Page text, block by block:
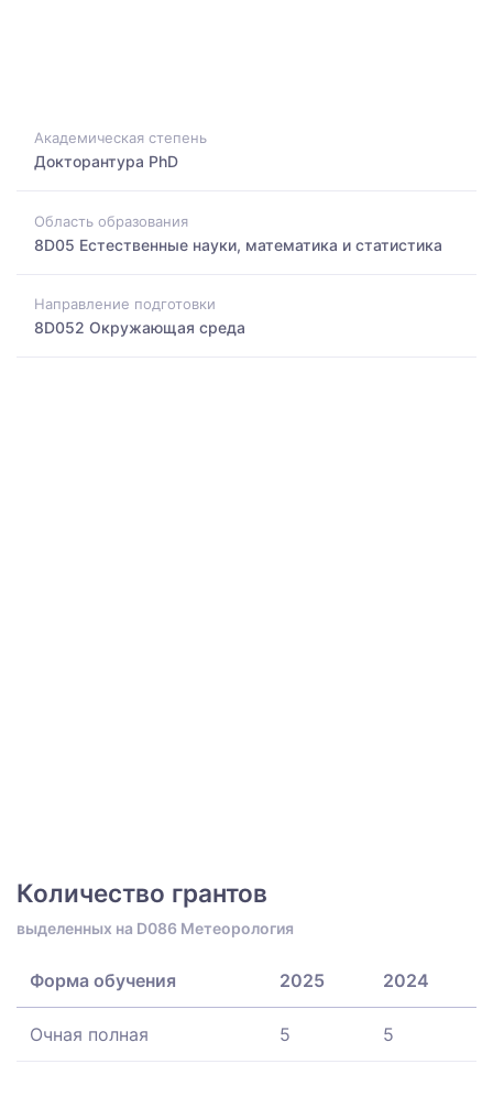
Академическая степень
Докторантура PhD
Область образования
8D05 Естественные науки, математика и статистика
Направление подготовки
8D052 Окружающая среда
Количество грантов
выделенных на D086 Метеорология
Форма обучения 2025 2024
Очная полная 5 5